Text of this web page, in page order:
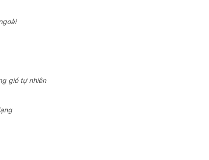
gió tự nhiên